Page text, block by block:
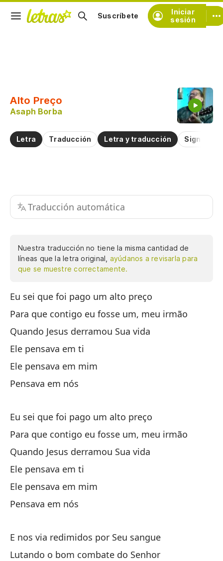
Iniciar
sesión
Suscríbete
Alto Preço
Asaph Borba
Letra Traducción Letra y traducción
Traducción automática
Nuestra traducción no tiene la misma cantidad de
líneas que la letra original, ayúdanos a revisarla para
que se muestre correctamente.
Eu sei que foi pago um alto preço
Para que contigo eu fosse um, meu irmão
Quando Jesus derramou Sua vida
Ele pensava em ti
Ele pensava em mim
Pensava em nós
Eu sei que foi pago um alto preço
Para que contigo eu fosse um, meu irmão
Quando Jesus derramou Sua vida
Ele pensava em ti
Ele pensava em mim
Pensava em nós
E nos via redimidos por Seu sangue
Lutando o bom combate do Senhor
Practicar la pronunciación de